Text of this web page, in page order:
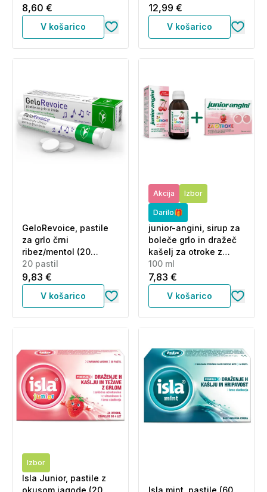
8,60 €
V košarico
12,99 €
V košarico
GeloRevoice, pastile
za grlo črni
ribez/mentol (20
pastil)
20 pastil
9,83 €
V košarico
Akcija Izbor
Darilo🎁
junior-angini, sirup za
boleče grlo in dražeč
kašelj za otroke z
okusom češnje (100
ml)
100 ml
7,83 €
V košarico
Izbor
Isla Junior, pastile z
okusom jagode (20
Isla mint, pastile (60